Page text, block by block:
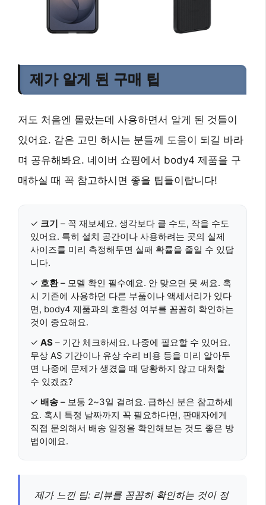
제가 알게 된 구매 팁
저도 처음엔 몰랐는데 사용하면서 알게 된 것들이
있어요. 같은 고민 하시는 분들께 도움이 되길 바라
며 공유해봐요. 네이버 쇼핑에서 body4 제품을 구
매하실 때 꼭 참고하시면 좋을 팁들이랍니다!
✓ 크기 – 꼭 재보세요. 생각보다 클 수도, 작을 수도
있어요. 특히 설치 공간이나 사용하려는 곳의 실제
사이즈를 미리 측정해두면 실패 확률을 줄일 수 있답
니다.
✓ 호환– 모델 확인 필수예요. 안 맞으면 못 써요. 혹
시 기존에 사용하던 다른 부품이나 액세서리가 있다
면, body4 제품과의 호환성 여부를 꼼꼼히 확인하는
것이 중요해요.
✓ AS – 기간 체크하세요. 나중에 필요할 수 있어요.
무상 AS 기간이나 유상 수리 비용 등을 미리 알아두
면 나중에 문제가 생겼을 때 당황하지 않고 대처할
수 있겠죠?
✓ 배송 – 보통 2~3일 걸려요. 급하신 분은 참고하세
요. 혹시 특정 날짜까지 꼭 필요하다면, 판매자에게
직접 문의해서 배송 일정을 확인해보는 것도 좋은 방
법이에요.
제가 느낀 팁: 리뷰를 꼼꼼히 확인하는 것이 정